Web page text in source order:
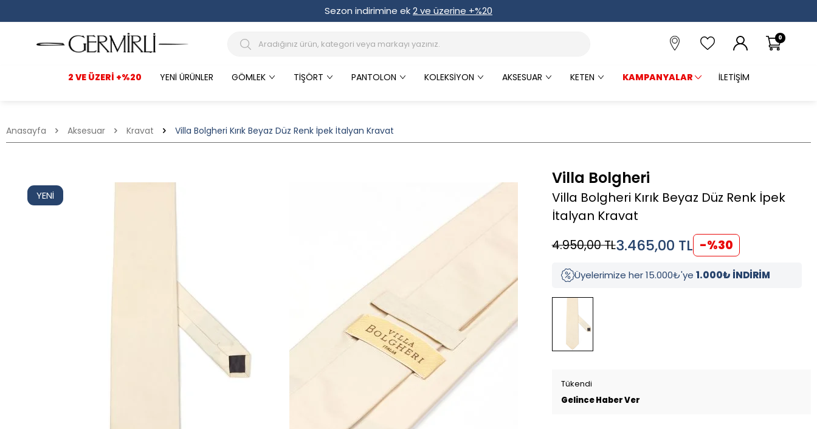
Sezon indirimine ek2 ve üzerine +%20
0
2 VE ÜZERI +%20 YENI ÜRÜNLER GÖMLEK TIŞÖRT PANTOLON KOLEKSIYON AKSESUAR KETEN İLETIŞIM
KAMPANYALAR
Anasayfa Aksesuar Kravat Villa Bolgheri Kırık Beyaz Düz Renk İpek İtalyan Kravat
YENI
Villa Bolgheri
Villa Bolgheri Kırık Beyaz Düz Renk İpek
İtalyan Kravat
4.950,00TL3.465,00 TL -%30
Üyelerimize her 15.000₺'ye 1.000₺ İNDİRİM
Tükendi
Gelince Haber Ver